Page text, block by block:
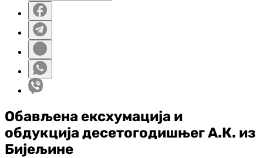
Обављена ексхумација и
обдукција десетогодишњег А.К. из
Бијељине